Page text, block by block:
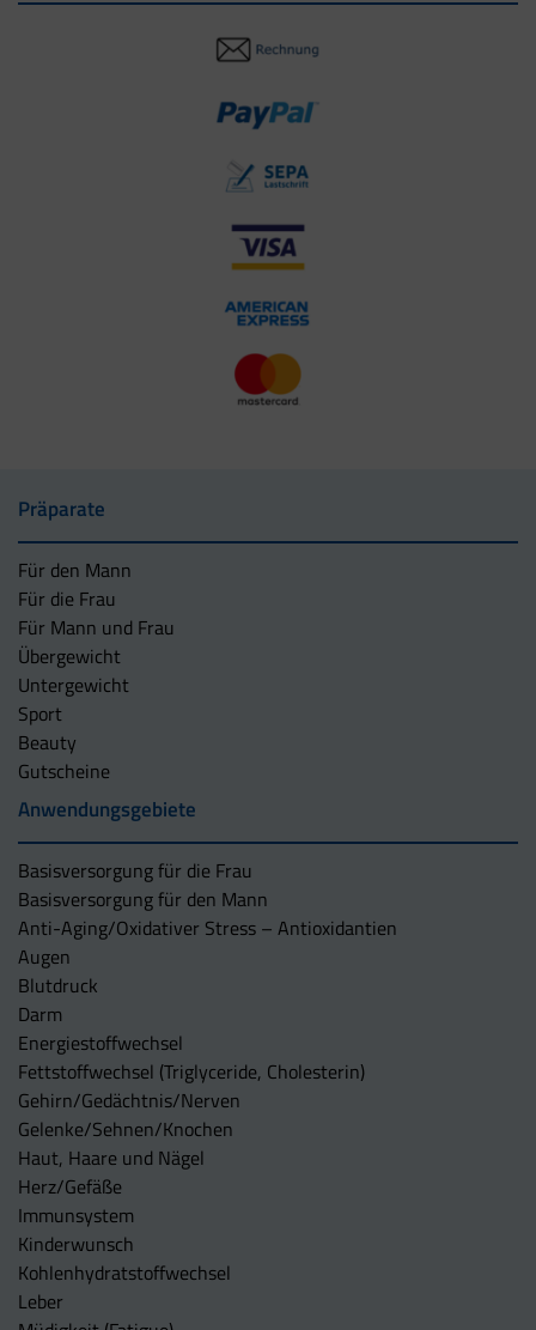
Präparate
Für den Mann
Für die Frau
Für Mann und Frau
Übergewicht
Untergewicht
Sport
Beauty
Gutscheine
Anwendungsgebiete
Basisversorgung für die Frau
Basisversorgung für den Mann
Anti-Aging/Oxidativer Stress – Antioxidantien
Augen
Blutdruck
Darm
Energiestoffwechsel
Fettstoffwechsel (Triglyceride, Cholesterin)
Gehirn/Gedächtnis/Nerven
Gelenke/Sehnen/Knochen
Haut, Haare und Nägel
Herz/Gefäße
Immunsystem
Kinderwunsch
Kohlenhydratstoffwechsel
Leber